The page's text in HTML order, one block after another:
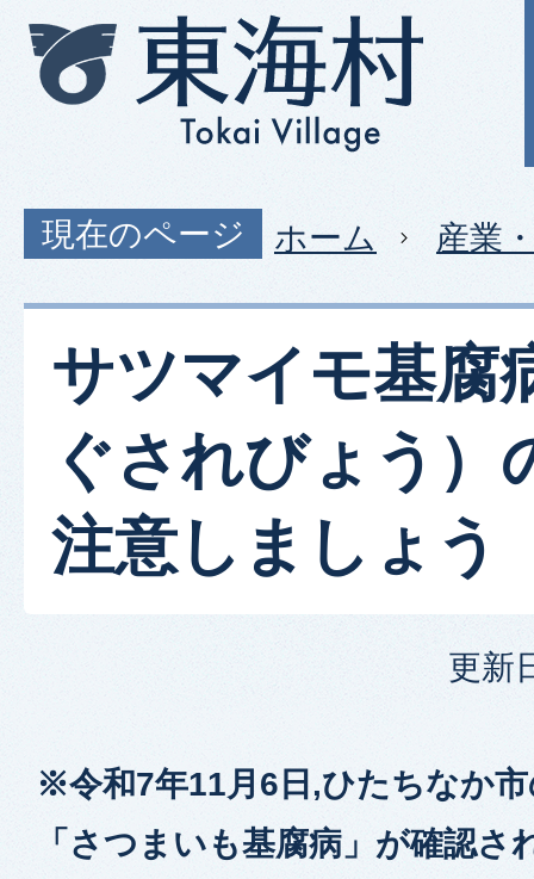
現在のページ ホーム 産業
サツマイモ基腐
ぐされびょう）
注意しましょう
更新
※令和7年11月6日,ひたちなか
「さつまいも基腐病」が確認